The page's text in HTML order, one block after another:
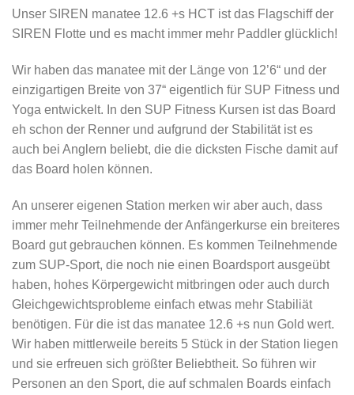
Unser SIREN manatee 12.6 +s HCT ist das Flagschiff der
SIREN Flotte und es macht immer mehr Paddler glücklich!
Wir haben das manatee mit der Länge von 12’6“ und der
einzigartigen Breite von 37“ eigentlich für SUP Fitness und
Yoga entwickelt. In den SUP Fitness Kursen ist das Board
eh schon der Renner und aufgrund der Stabilität ist es
auch bei Anglern beliebt, die die dicksten Fische damit auf
das Board holen können.
An unserer eigenen Station merken wir aber auch, dass
immer mehr Teilnehmende der Anfängerkurse ein breiteres
Board gut gebrauchen können. Es kommen Teilnehmende
zum SUP-Sport, die noch nie einen Boardsport ausgeübt
haben, hohes Körpergewicht mitbringen oder auch durch
Gleichgewichtsprobleme einfach etwas mehr Stabiliät
benötigen. Für die ist das manatee 12.6 +s nun Gold wert.
Wir haben mittlerweile bereits 5 Stück in der Station liegen
und sie erfreuen sich größter Beliebtheit. So führen wir
Personen an den Sport, die auf schmalen Boards einfach